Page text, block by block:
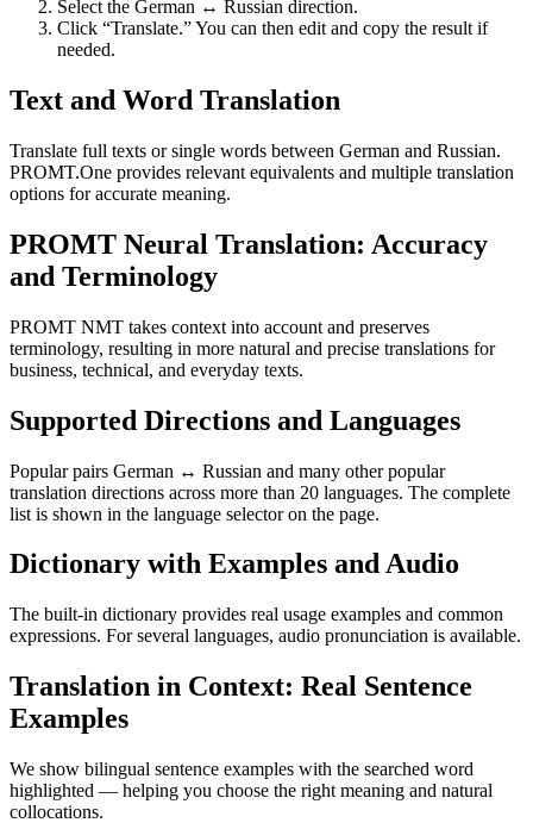
Select the German ↔ Russian direction.
Click “Translate.” You can then edit and copy the result if
needed.
Text and Word Translation
Translate full texts or single words between German and Russian.
PROMT.One provides relevant equivalents and multiple translation
options for accurate meaning.
PROMT Neural Translation: Accuracy
and Terminology
PROMT NMT takes context into account and preserves
terminology, resulting in more natural and precise translations for
business, technical, and everyday texts.
Supported Directions and Languages
Popular pairs German ↔ Russian and many other popular
translation directions across more than 20 languages. The complete
list is shown in the language selector on the page.
Dictionary with Examples and Audio
The built-in dictionary provides real usage examples and common
expressions. For several languages, audio pronunciation is available.
Translation in Context: Real Sentence
Examples
We show bilingual sentence examples with the searched word
highlighted — helping you choose the right meaning and natural
collocations.